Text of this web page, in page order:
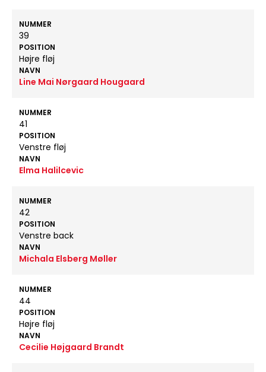
NUMMER
39
POSITION
Højre fløj
NAVN
Line Mai Nørgaard Hougaard
NUMMER
41
POSITION
Venstre fløj
NAVN
Elma Halilcevic
NUMMER
42
POSITION
Venstre back
NAVN
Michala Elsberg Møller
NUMMER
44
POSITION
Højre fløj
NAVN
Cecilie Højgaard Brandt